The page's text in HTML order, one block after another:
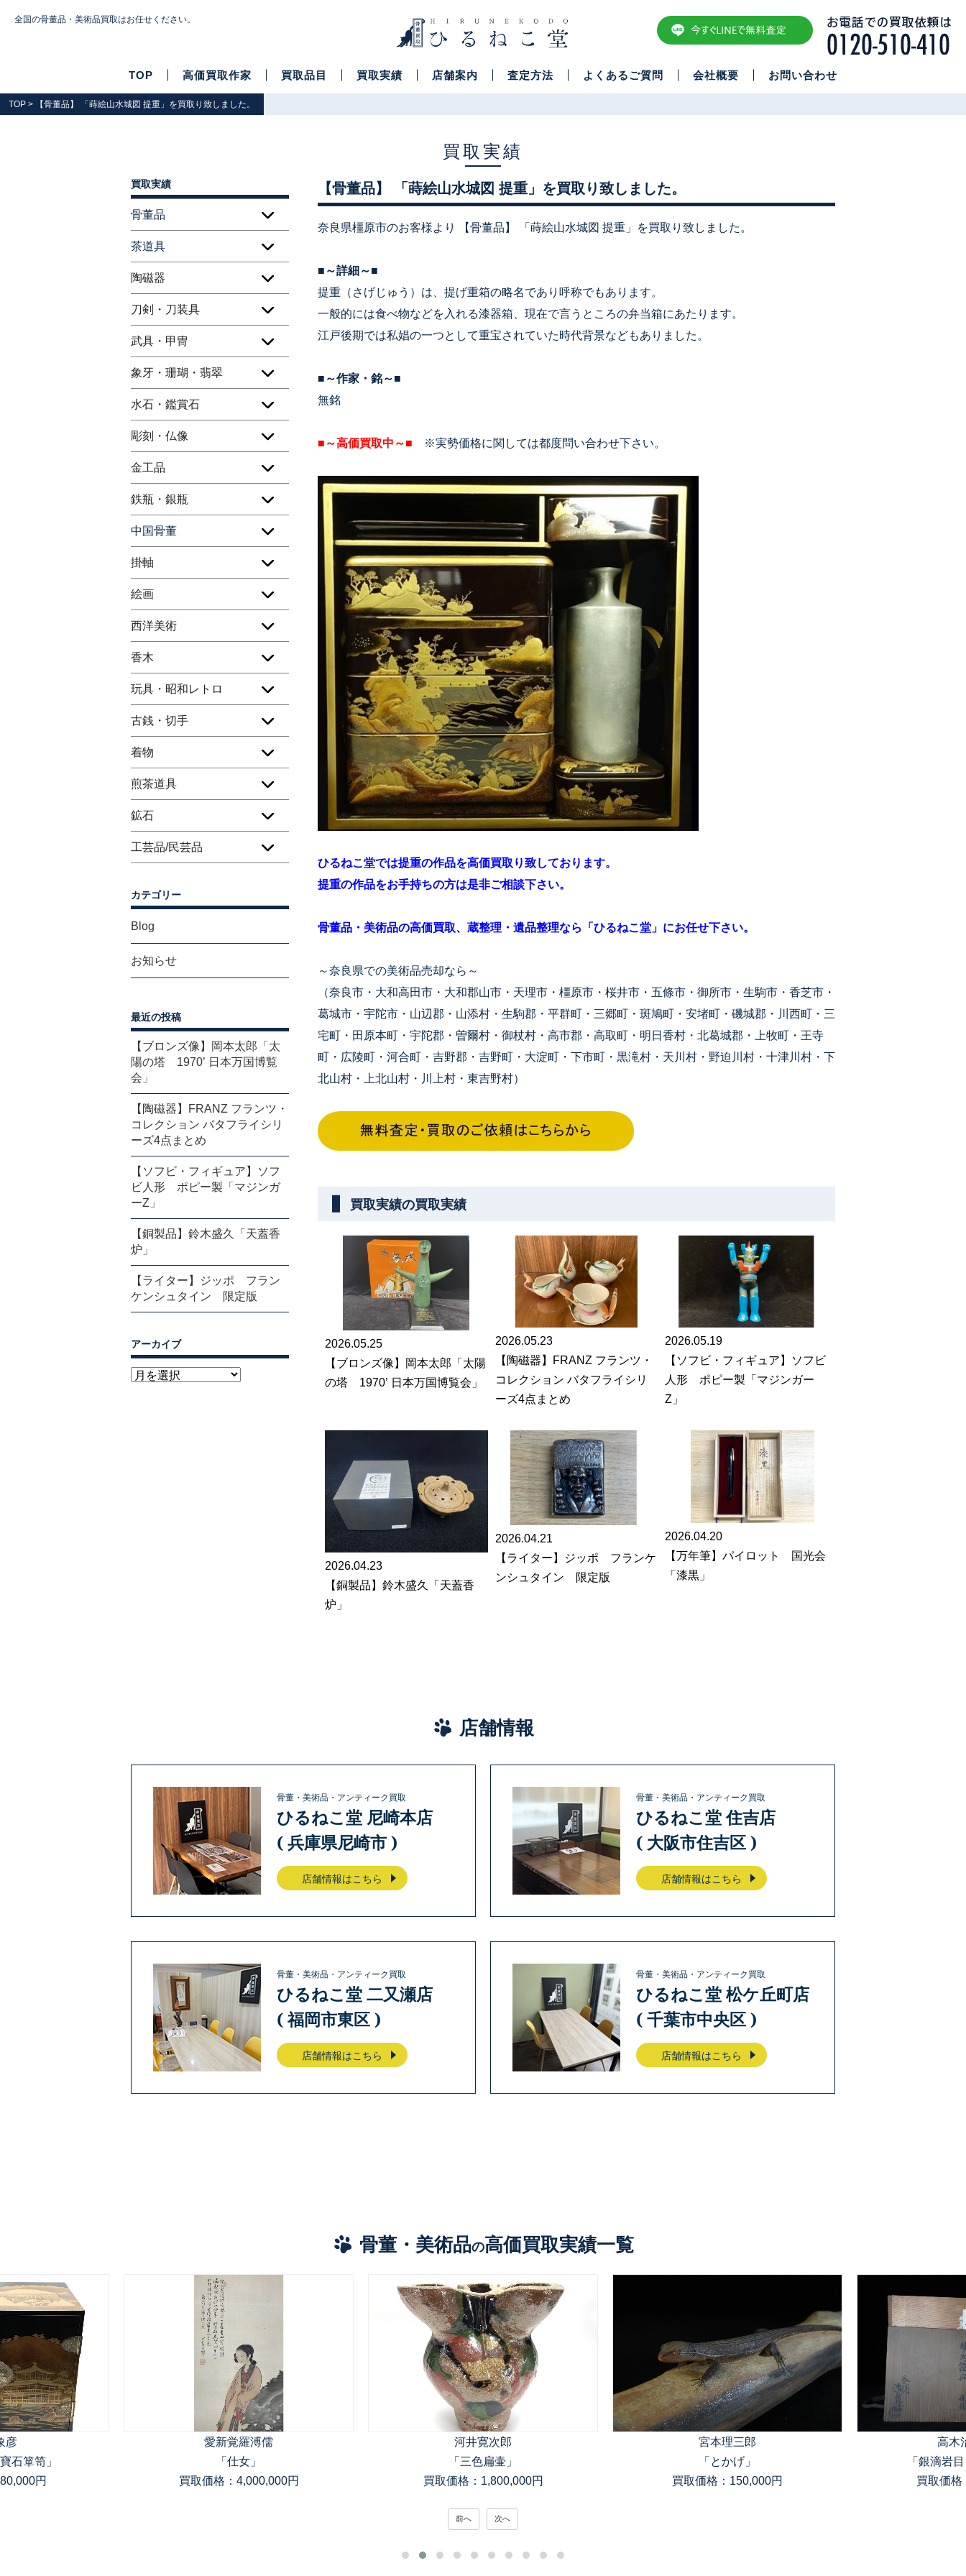
全国の骨董品・美術品買取はお任せください。
TOP 高価買取作家 買取品目 買取実績 店舗案内 査定方法 よくあるご質問 会社概要 お問い合わせ
TOP > 【骨董品】 「蒔絵山水城図 提重」を買取り致しました。
買取実績
【骨董品】 「蒔絵山水城図 提重」を買取り致しました。
奈良県橿原市のお客様より 【骨董品】 「蒔絵山水城図 提重」を買取り致しました。
■～詳細～■
提重（さげじゅう）は、提げ重箱の略名であり呼称でもあります。
一般的には食べ物などを入れる漆器箱、現在で言うところの弁当箱にあたります。
江戸後期では私娼の一つとして重宝されていた時代背景などもありました。
■～作家・銘～■
無銘
■～高価買取中～■ ※実勢価格に関しては都度問い合わせ下さい。
ひるねこ堂では提重の作品を高価買取り致しております。
提重の作品をお手持ちの方は是非ご相談下さい。
骨董品・美術品の高価買取、蔵整理・遺品整理なら「ひるねこ堂」にお任せ下さい。
～奈良県での美術品売却なら～
（奈良市・大和高田市・大和郡山市・天理市・橿原市・桜井市・五條市・御所市・生駒市・香芝市・
葛城市・宇陀市・山辺郡・山添村・生駒郡・平群町・三郷町・斑鳩町・安堵町・磯城郡・川西町・三
宅町・田原本町・宇陀郡・曽爾村・御杖村・高市郡・高取町・明日香村・北葛城郡・上牧町・王寺
町・広陵町・河合町・吉野郡・吉野町・大淀町・下市町・黒滝村・天川村・野迫川村・十津川村・下
北山村・上北山村・川上村・東吉野村）
買取実績の買取実績
2026.05.25
【ブロンズ像】岡本太郎「太陽
の塔 1970’ 日本万国博覧会」
2026.05.23
【陶磁器】FRANZ フランツ・
コレクション バタフライシリ
ーズ4点まとめ
2026.05.19
【ソフビ・フィギュア】ソフビ
人形 ポピー製「マジンガー
Z」
2026.04.23
【銅製品】鈴木盛久「天蓋香
炉」
2026.04.21
【ライター】ジッポ フランケ
ンシュタイン 限定版
2026.04.20
【万年筆】パイロット 国光会
「漆黒」
買取実績
骨董品
茶道具
陶磁器
刀剣・刀装具
武具・甲冑
象牙・珊瑚・翡翠
水石・鑑賞石
彫刻・仏像
金工品
鉄瓶・銀瓶
中国骨董
掛軸
絵画
西洋美術
香木
玩具・昭和レトロ
古銭・切手
着物
煎茶道具
鉱石
工芸品/民芸品
カテゴリー
Blog
お知らせ
最近の投稿
【ブロンズ像】岡本太郎「太
陽の塔 1970’ 日本万国博覧
会」
【陶磁器】FRANZ フランツ・
コレクション バタフライシリ
ーズ4点まとめ
【ソフビ・フィギュア】ソフ
ビ人形 ポピー製「マジンガ
ーZ」
【銅製品】鈴木盛久「天蓋香
炉」
【ライター】ジッポ フラン
ケンシュタイン 限定版
アーカイブ
店舗情報
骨董・美術品・アンティーク買取
ひるねこ堂 尼崎本店
( 兵庫県尼崎市 )
店舗情報はこちら
骨董・美術品・アンティーク買取
ひるねこ堂 住吉店
( 大阪市住吉区 )
店舗情報はこちら
骨董・美術品・アンティーク買取
ひるねこ堂 二又瀬店
( 福岡市東区 )
店舗情報はこちら
骨董・美術品・アンティーク買取
ひるねこ堂 松ケ丘町店
( 千葉市中央区 )
店舗情報はこちら
骨董・美術品の高価買取実績一覧
彦
石箪笥」
円
愛新覚羅溥儒
「仕女」
買取価格：4,000,000円
河井寛次郎
「三色扁壷」
買取価格：1,800,000円
宮本理三郎
「とかげ」
買取価格：150,000円
高木
「銀滴岩
買取価格
前へ 次へ